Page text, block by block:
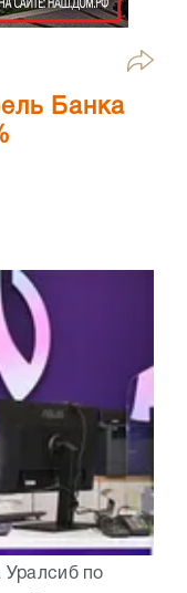
Банка
Уралсиб по